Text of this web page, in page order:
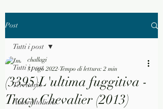
Post
Tutti i post
Territorio
Autori Italiani
Tutti i post
(3395)L'ultima fuggitiva -
Tracy Chevalier (2013)
challagi
31 ago 2022 Tempo di lettura: 2 min